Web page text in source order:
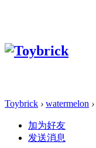
Toybrick › watermelon ›
加为好友
发送消息